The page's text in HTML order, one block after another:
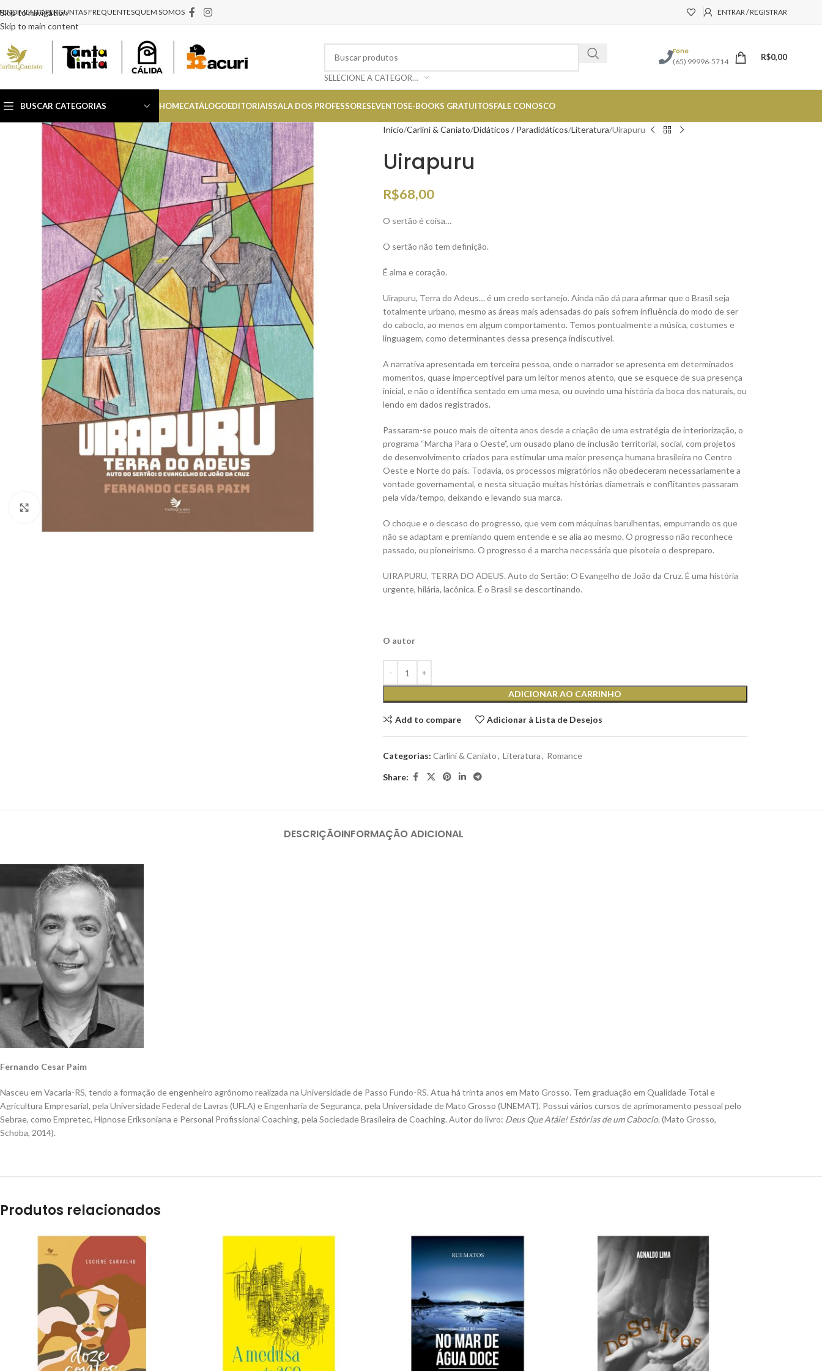
Skip to navigation
Skip to main content
PERGUNTAS FREQUENTESQUEM SOMOS ENTRAR / REGISTRAR
SELECIONE A CATEGORIA
Fone
(65) 99996-5714
R$0,00
BUSCAR CATEGORIAS HOMECATÁLOGOEDITORIAISSALA DOS PROFESSORESEVENTOSE-BOOKS GRATUITOSFALE CONOSCO
Início Carlini & Caniato Didáticos / Paradidáticos Literatura Uirapuru
Uirapuru
R$68,00
O sertão é coisa…
O sertão não tem definição.
É alma e coração.
Uirapuru, Terra do Adeus… é um credo sertanejo. Ainda não dá para afirmar que o Brasil seja
totalmente urbano, mesmo as áreas mais adensadas do país sofrem influência do modo de ser
do caboclo, ao menos em algum comportamento. Temos pontualmente a música, costumes e
linguagem, como determinantes dessa presença indiscutível.
A narrativa apresentada em terceira pessoa, onde o narrador se apresenta em determinados
momentos, quase imperceptível para um leitor menos atento, que se esquece de sua presença
inicial, e não o identifica sentado em uma mesa, ou ouvindo uma história da boca dos naturais, ou
lendo em dados registrados.
Passaram-se pouco mais de oitenta anos desde a criação de uma estratégia de interiorização, o
programa “Marcha Para o Oeste”, um ousado plano de inclusão territorial, social, com projetos
de desenvolvimento criados para estimular uma maior presença humana brasileira no Centro
Oeste e Norte do país. Todavia, os processos migratórios não obedeceram necessariamente a
vontade governamental, e nesta situação muitas histórias diametrais e conflitantes passaram
pela vida/tempo, deixando e levando sua marca.
O choque e o descaso do progresso, que vem com máquinas barulhentas, empurrando os que
não se adaptam e premiando quem entende e se alia ao mesmo. O progresso não reconhece
passado, ou pioneirismo. O progresso é a marcha necessária que pisoteia o despreparo.
UIRAPURU, TERRA DO ADEUS. Auto do Sertão: O Evangelho de João da Cruz. É uma história
urgente, hilária, lacônica. É o Brasil se descortinando.
O autor
ADICIONAR AO CARRINHO
Add to compare Adicionar à Lista de Desejos
Categorias: Carlini & Caniato, Literatura, Romance
Share:
DESCRIÇÃOINFORMAÇÃO ADICIONAL
Fernando Cesar Paim
Nasceu em Vacaria-RS, tendo a formação de engenheiro agrônomo realizada na Universidade de Passo Fundo-RS. Atua há trinta anos em Mato Grosso. Tem graduação em Qualidade Total e
Agricultura Empresarial, pela Universidade Federal de Lavras (UFLA) e Engenharia de Segurança, pela Universidade de Mato Grosso (UNEMAT). Possui vários cursos de aprimoramento pessoal pelo
Sebrae, como Empretec, Hipnose Eriksoniana e Personal Profissional Coaching, pela Sociedade Brasileira de Coaching. Autor do livro: Deus Que Atáie! Estórias de um Caboclo. (Mato Grosso,
Schoba, 2014).
Produtos relacionados